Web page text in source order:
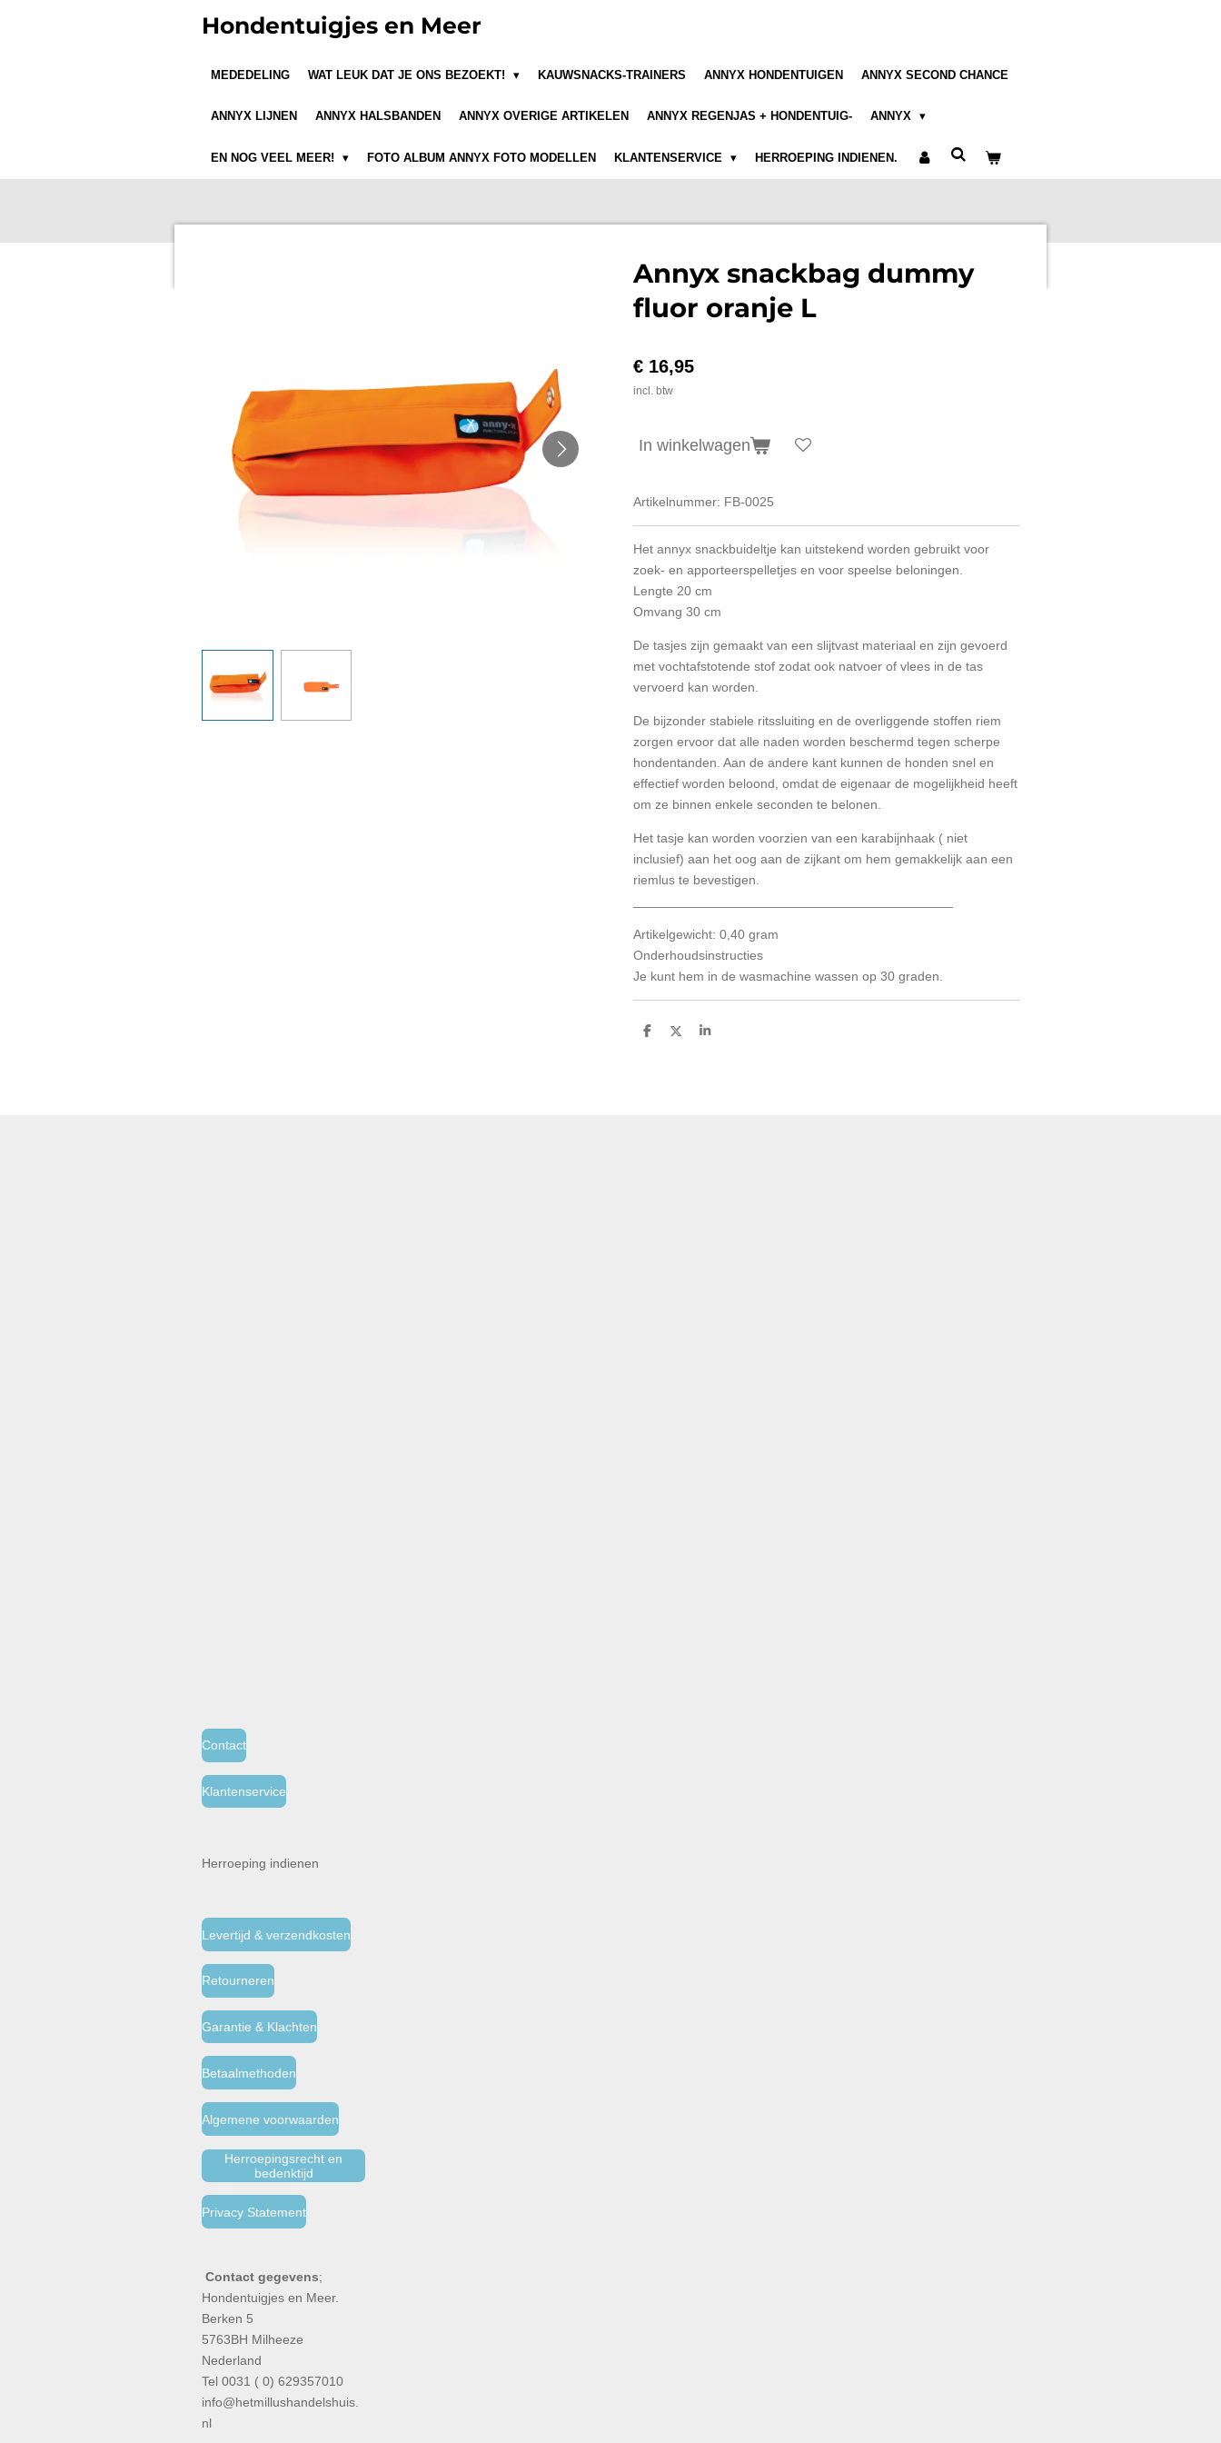
Hondentuigjes en Meer
MEDEDELING WAT LEUK DAT JE ONS BEZOEKT! KAUWSNACKS-TRAINERS ANNYX HONDENTUIGEN ANNYX SECOND CHANCE
ANNYX LIJNEN ANNYX HALSBANDEN ANNYX OVERIGE ARTIKELEN ANNYX REGENJAS + HONDENTUIG- ANNYX
EN NOG VEEL MEER! FOTO ALBUM ANNYX FOTO MODELLEN KLANTENSERVICE HERROEPING INDIENEN.
Annyx snackbag dummy
fluor oranje L
€ 16,95
incl. btw
In winkelwagen
Artikelnummer: FB-0025
Het annyx snackbuideltje kan uitstekend worden gebruikt voor
zoek- en apporteerspelletjes en voor speelse beloningen.
Lengte 20 cm
Omvang 30 cm
De tasjes zijn gemaakt van een slijtvast materiaal en zijn gevoerd
met vochtafstotende stof zodat ook natvoer of vlees in de tas
vervoerd kan worden.
De bijzonder stabiele ritssluiting en de overliggende stoffen riem
zorgen ervoor dat alle naden worden beschermd tegen scherpe
hondentanden. Aan de andere kant kunnen de honden snel en
effectief worden beloond, omdat de eigenaar de mogelijkheid heeft
om ze binnen enkele seconden te belonen.
Het tasje kan worden voorzien van een karabijnhaak ( niet
inclusief) aan het oog aan de zijkant om hem gemakkelijk aan een
riemlus te bevestigen.
Artikelgewicht: 0,40 gram
Onderhoudsinstructies
Je kunt hem in de wasmachine wassen op 30 graden.
D
D
S
Contact
Klantenservice
Herroeping indienen
Levertijd & verzendkosten
Retourneren
Garantie & Klachten
Betaalmethoden
Algemene voorwaarden
Herroepingsrecht en
bedenktijd
Privacy Statement
Contact gegevens;
Hondentuigjes en Meer.
Berken 5
5763BH Milheeze
Nederland
Tel 0031 ( 0) 629357010
info@hetmillushandelshuis.
nl